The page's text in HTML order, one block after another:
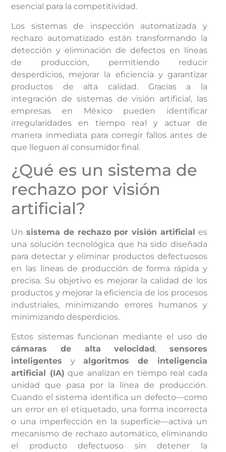
esencial para la competitividad.
Los sistemas de inspección automatizada y
rechazo automatizado están transformando la
detección y eliminación de defectos en líneas
de producción, permitiendo reducir
desperdicios, mejorar la eficiencia y garantizar
productos de alta calidad. Gracias a la
integración de sistemas de visión artificial, las
empresas en México pueden identificar
irregularidades en tiempo real y actuar de
manera inmediata para corregir fallos antes de
que lleguen al consumidor final.
¿Qué es un sistema de
rechazo por visión
artificial?
Unsistema de rechazo por visión artificial
es
una solución tecnológica que ha sido diseñada
para detectar y eliminar productos defectuosos
en las líneas de producción de forma rápida y
precisa. Su objetivo es mejorar la calidad de los
productos y mejorar la eficiencia de los procesos
industriales, minimizando errores humanos y
minimizando desperdicios.
Estos sistemas funcionan mediante el uso de
cámaras de alta velocidad, sensores
inteligentes y algoritmos de inteligencia
artificial (IA) que analizan en tiempo real cada
unidad que pasa por la línea de producción.
Cuando el sistema identifica un defecto—como
un error en el etiquetado, una forma incorrecta
o una imperfección en la superficie—activa un
mecanismo de rechazo automático, eliminando
el producto defectuoso sin detener la